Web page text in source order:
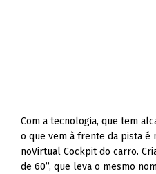
Com a tecnologia, que tem
o que vem à frente da pista
noVirtual Cockpit do carro.
de 60”, que leva o mesmo